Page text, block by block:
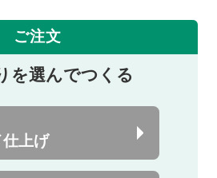
ご注文
を選んでつくる
上げ